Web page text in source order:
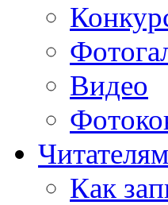
Видео
Читателям
Как